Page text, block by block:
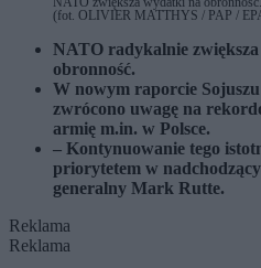
(fot. OLIVIER MATTHYS / PAP /
NATO radykalnie
obronność.
W nowym raporcie
zwrócono uwagę na
armię m.in. w Polsce.
– Kontynuowanie tego
priorytetem w
generalny Mark Rutte.
Reklama
Reklama